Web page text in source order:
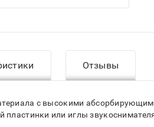
Отзывы
с высокими
пластинки или иглы